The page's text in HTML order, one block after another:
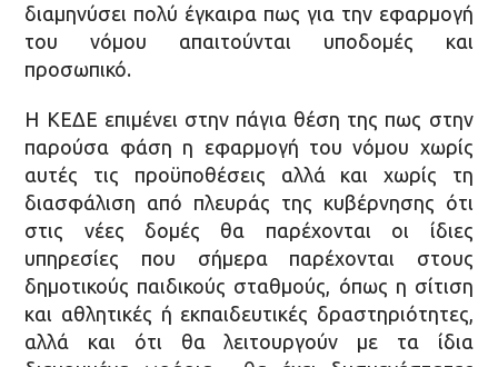
διαμηνύσει πολύ έγκαιρα πως για την εφαρμογή
του νόμου απαιτούνται υποδομές και
προσωπικό.
Η ΚΕΔΕ επιμένει στην πάγια θέση της πως στην
παρούσα φάση η εφαρμογή του νόμου χωρίς
αυτές τις προϋποθέσεις αλλά και χωρίς τη
διασφάλιση από πλευράς της κυβέρνησης ότι
στις νέες δομές θα παρέχονται οι ίδιες
υπηρεσίες που σήμερα παρέχονται στους
δημοτικούς παιδικούς σταθμούς, όπως η σίτιση
και αθλητικές ή εκπαιδευτικές δραστηριότητες,
αλλά και ότι θα λειτουργούν με τα ίδια